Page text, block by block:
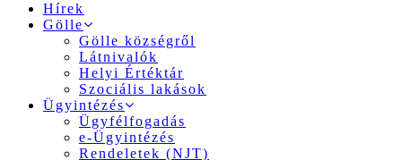
Hírek
Gölle
Gölle községről
Látnivalók
Helyi Értéktár
Szociális lakások
Ügyintézés
Ügyfélfogadás
e-Ügyintézés
Rendeletek (NJT)